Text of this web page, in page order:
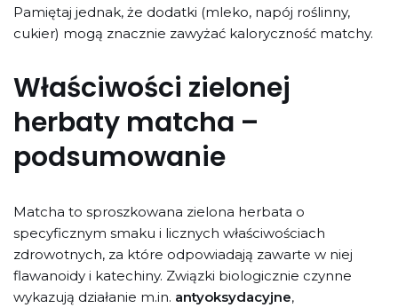
Pamiętaj jednak, że dodatki (mleko, napój roślinny,
cukier) mogą znacznie zawyżać kaloryczność matchy.
Właściwości zielonej
herbaty matcha –
podsumowanie
Matcha to sproszkowana zielona herbata o
specyficznym smaku i licznych właściwościach
zdrowotnych, za które odpowiadają zawarte w niej
flawanoidy i katechiny. Związki biologicznie czynne
wykazują działanie m.in. antyoksydacyjne,